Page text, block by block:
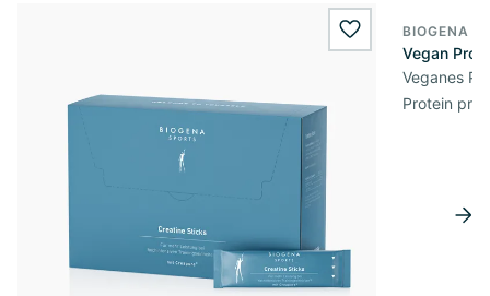
wishlist.add
BIOGENA
Vegan
Veganes
Protein pro